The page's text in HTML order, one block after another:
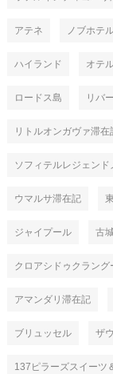
アテネ ノブホテ
ハイランド オテ
ロードス島 リバ
リトルオンガヴァ滞在
ソフィテルレジェン
ウマルサ滞在記
ジャイプール 古
クロアシドゥクラング
アマンダリ滞在記
ブリュッセル ザ
137ピラーズスイーツ